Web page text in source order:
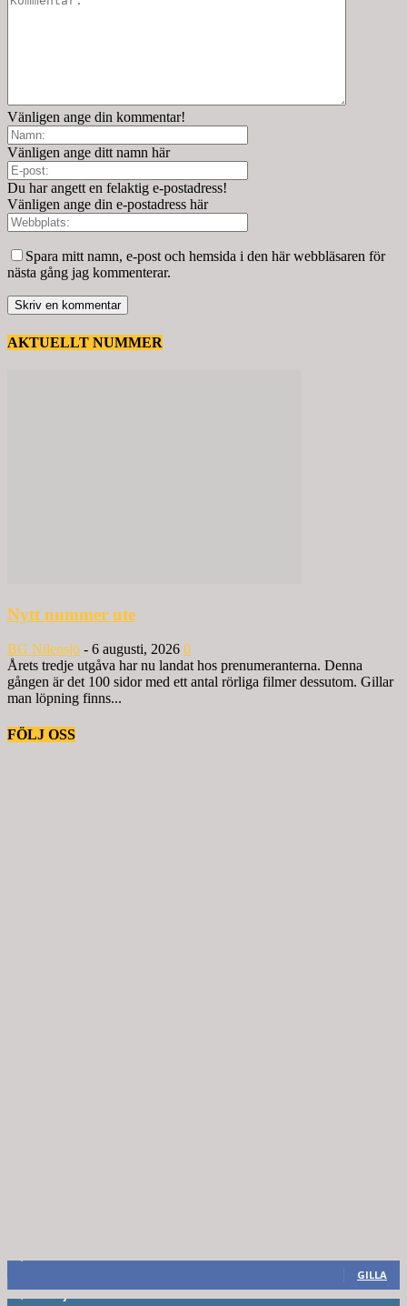
Vänligen ange din kommentar!
Vänligen ange ditt namn här
Du har angett en felaktig e-postadress!
Vänligen ange din e-postadress här
Spara mitt namn, e-post och hemsida i den här webbläsaren för
nästa gång jag kommenterar.
AKTUELLT NUMMER
Nytt nummer ute
BG Nilensjö - 6 augusti, 2026 0
Årets tredje utgåva har nu landat hos prenumeranterna. Denna
gången är det 100 sidor med ett antal rörliga filmer dessutom. Gillar
man löpning finns...
FÖLJ OSS
GILLA